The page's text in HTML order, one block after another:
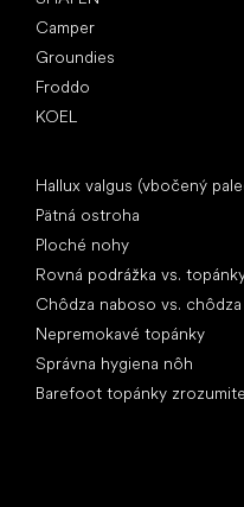
Camper
Groundies
Froddo
KOEL
Hallux valgus (vbočený
Pätná ostroha
Ploché nohy
Rovná podrážka vs.
Chôdza naboso vs.
Nepremokavé topánky
Správna hygiena nôh
Barefoot topánky